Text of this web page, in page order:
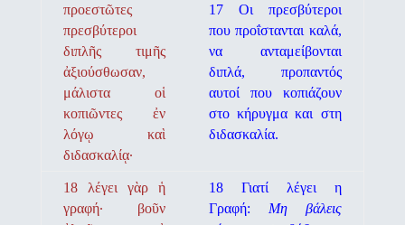
προεστῶτες
πρεσβύτεροι
διπλῆς τιμῆς
ἀξιούσθωσαν,
μάλιστα οἱ
κοπιῶντες ἐν
λόγῳ καὶ
διδασκαλίᾳ·
17 Οι πρεσβύτεροι
που προΐστανται καλά,
να ανταμείβονται
διπλά, προπαντός
αυτοί που κοπιάζουν
στο κήρυγμα και στη
διδασκαλία.
18 λέγει γὰρ ἡ
γραφή· βοῦν
18 Γιατί λέγει η
Γραφή: Mη βάλεις